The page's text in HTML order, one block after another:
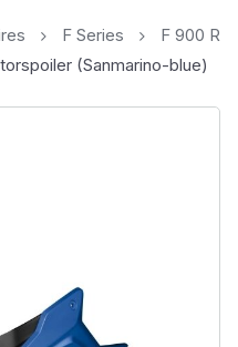
F Series
F 900 R
(Sanmarino-blue)